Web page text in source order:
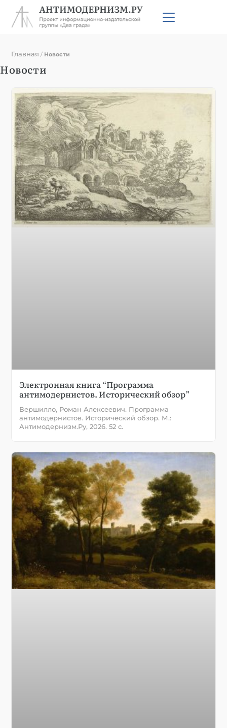
Главная / Новости
Новости
Электронная книга “Программа
антимодернистов. Исторический обзор”
Вершилло, Роман Алексеевич. Программа
антимодернистов. Исторический обзор. М.:
Антимодернизм.Ру, 2026. 52 с.